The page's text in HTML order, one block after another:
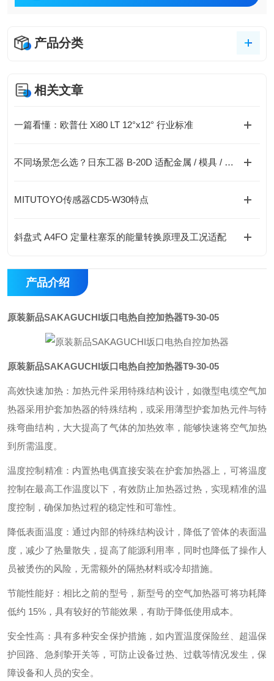
产品分类
相关文章
一篇看懂：欧普仕 Xi80 LT 12°x12° 行业标准
不同场景怎么选？日东工器 B-20D 适配金属 / 模具 / 配件选购方案
MITUTOYO传感器CD5-W30特点
斜盘式 A4FO 定量柱塞泵的能量转换原理及工况适配
产品介绍
原装新品SAKAGUCHI坂口电热自控加热器T9-30-05
原装新品SAKAGUCHI坂口电热自控加热器T9-30-05
高效快速加热：加热元件采用特殊结构设计，如微型电缆空气加
热器采用护套加热器的特殊结构，或采用薄型护套加热元件与特
殊弯曲结构，大大提高了气体的加热效率，能够快速将空气加热
到所需温度。
温度控制精准：内置热电偶直接安装在护套加热器上，可将温度
控制在最高工作温度以下，有效防止加热器过热，实现精准的温
度控制，确保加热过程的稳定性和可靠性。
降低表面温度：通过内部的特殊结构设计，降低了管体的表面温
度，减少了热量散失，提高了能源利用率，同时也降低了操作人
员被烫伤的风险，无需额外的隔热材料或冷却措施。
节能性能好：相比之前的型号，新型号的空气加热器可将功耗降
低约 15%，具有较好的节能效果，有助于降低使用成本。
安全性高：具有多种安全保护措施，如内置温度保险丝、超温保
护回路、急刹挚开关等，可防止设备过热、过载等情况发生，保
障设备和人员的安全。